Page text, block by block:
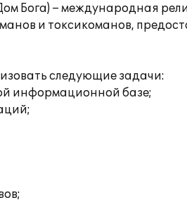
Бога) – международная
и токсикоманов,
следующие задачи:
информационной базе;